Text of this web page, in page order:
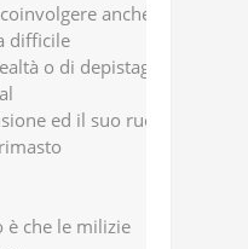
anche
difficile
o di depistaggi,
ed il suo ruolo
che le milizie